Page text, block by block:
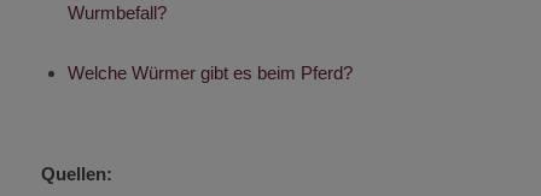
Wurmbefall?
Welche Würmer gibt es beim Pferd?
Quellen: